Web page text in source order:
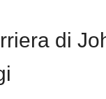
di